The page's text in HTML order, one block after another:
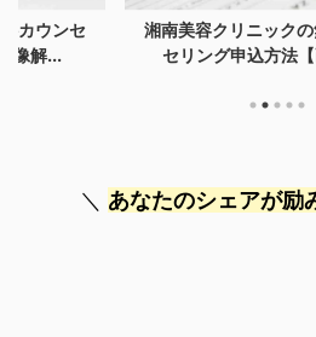
ンセ
湘南美容クリニックの無料
セリング申込方法【画像
＼ あなたのシェアが励